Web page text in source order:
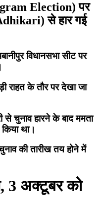
Election) पर
से हार गई
विधानसभा सीट पर
राहत के तौर पर देखा जा
चुनाव हारने के बाद ममता
था।
की तारीख तय होने में
3 अक्टूबर को